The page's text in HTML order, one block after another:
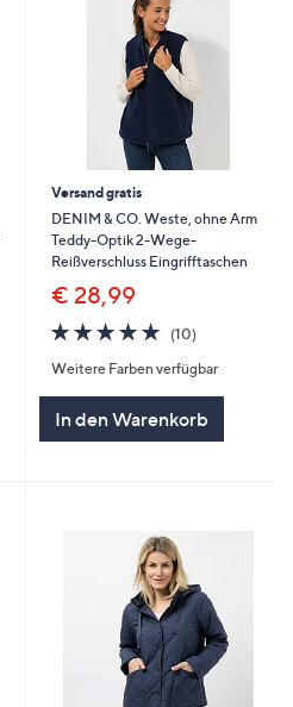
Versand gratis
DENIM & CO. Weste, ohne Arm
Teddy-Optik 2-Wege-
Reißverschluss Eingrifftaschen
€ 28,99
4.7
von
5
(10)
Weitere Farben verfügbar
In den Warenkorb